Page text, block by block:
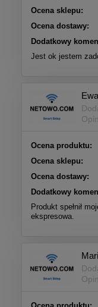
Ocena sklepu:
Ocena dostawy:
Dodatkowy
Jest ok jestem
Ewa
Ocena produktu:
Ocena sklepu:
Ocena dostawy:
Dodatkowy
Produkt spełnił
ekspresowa.